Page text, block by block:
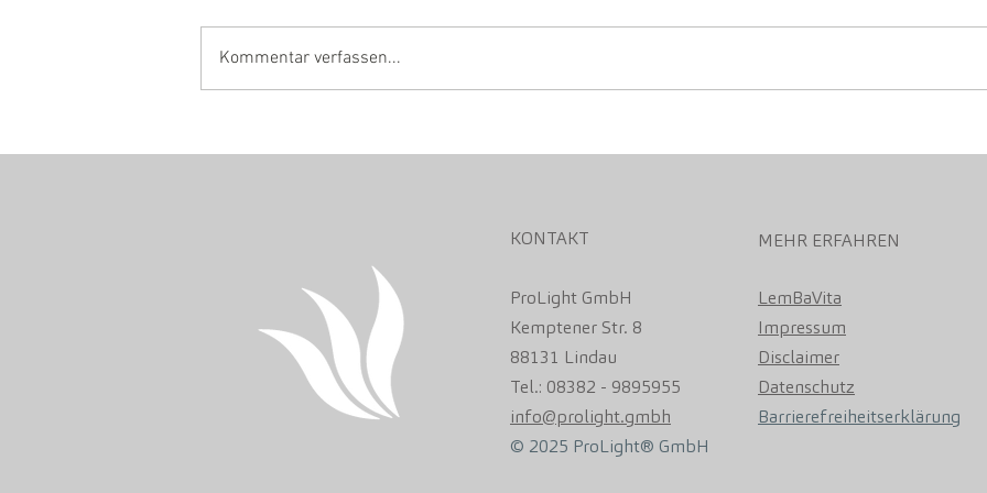
WIEDER 8 WEITERE
Heilberater. HERZLICHEN
Kommentar verfassen...
KONTAKT
ProLight GmbH
Kemptener Str. 8
88131 Lindau
Tel.: 08382 - 9895955
info@prolight.gmbh
© 2025 ProLight® GmbH
MEHR ERFAHREN
LemBaVita
Impressum
Disclaimer
Datenschutz
Barrierefreiheitserklärung